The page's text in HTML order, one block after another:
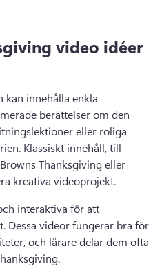
video idéer
innehålla enkla
berättelser om den
eller roliga
Klassiskt innehåll, till
Thanksgiving eller
kreativa videoprojekt.
interaktiva för att
Dessa videor fungerar bra för
och lärare delar dem ofta